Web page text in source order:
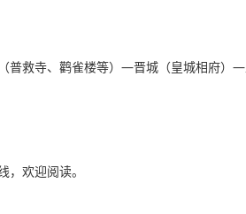
救寺、鹳雀楼等）—晋城（皇城相府）
欢迎阅读。